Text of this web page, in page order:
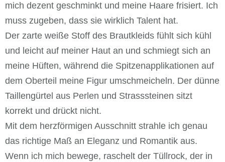
mich dezent geschminkt und meine Haare frisiert. Ich
muss zugeben, dass sie wirklich Talent hat.
Der zarte weiße Stoff des Brautkleids fühlt sich kühl
und leicht auf meiner Haut an und schmiegt sich an
meine Hüften, während die Spitzenapplikationen auf
dem Oberteil meine Figur umschmeicheln. Der dünne
Taillengürtel aus Perlen und Strasssteinen sitzt
korrekt und drückt nicht.
Mit dem herzförmigen Ausschnitt strahle ich genau
das richtige Maß an Eleganz und Romantik aus.
Wenn ich mich bewege, raschelt der Tüllrock, der in